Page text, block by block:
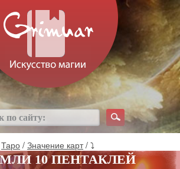
Таро / Значение карт/ ⤵
10 ПЕНТАКЛЕЙ